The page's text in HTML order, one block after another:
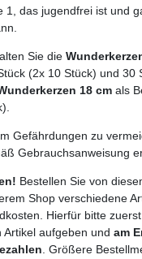
1, das jugendfrei ist und
Sie die
(2x 10 Stück) und 30
18 cm als
Gefährdungen zu
Gebrauchsanweisung
Bestellen Sie von
Shop verschiedene
Hierfür bitte
aufgeben und am
. Größere